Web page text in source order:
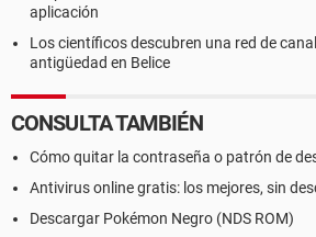
aplicación
Los científicos descubren una red de
antigüedad en Belice
CONSULTA TAMBIÉN
Cómo quitar la contraseña o patrón de
Antivirus online gratis: los mejores, sin
Descargar Pokémon Negro (NDS ROM)